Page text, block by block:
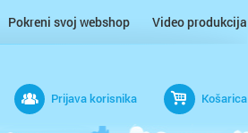
Pokreni svoj webshop Video produkcija
Prijava korisnika Košarica